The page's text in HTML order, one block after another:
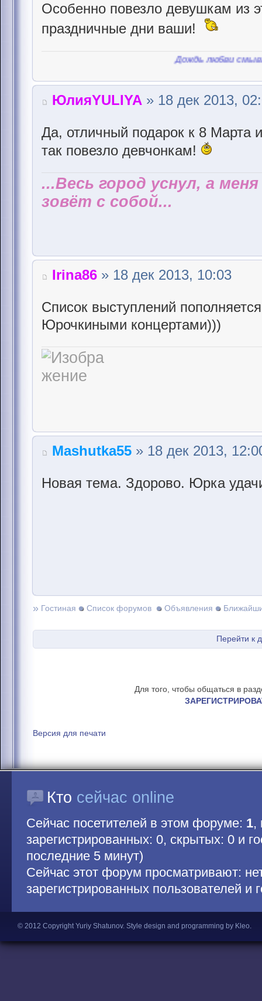
Особенно повезло девушкам из
праздничные дни ваши!
Дождь любви смывает
ЮлияYULIYA » 18 дек 2013,
Да, отличный подарок к 8
так повезло девчонкам!
...Весь город уснул, а
зовёт с собой...
Irina86 » 18 дек 2013, 10:03
Список выступлений
Юрочкиными концертами)))
Mashutka55 » 18 дек 2013,
Новая тема. Здорово. Юрка
» Гостиная Список форумов Объявления
Перейти к
Для того, чтобы общаться в
Версия для печати
Кто сейчас online
Сейчас посетителей в этом форуме: 1,
зарегистрированных: 0, скрытых: 0 и
последние 5 минут)
Сейчас этот форум просматривают:
зарегистрированных пользователей и
© 2012 Copyright Yuriy Shatunov. Style design and programming by Kleo.